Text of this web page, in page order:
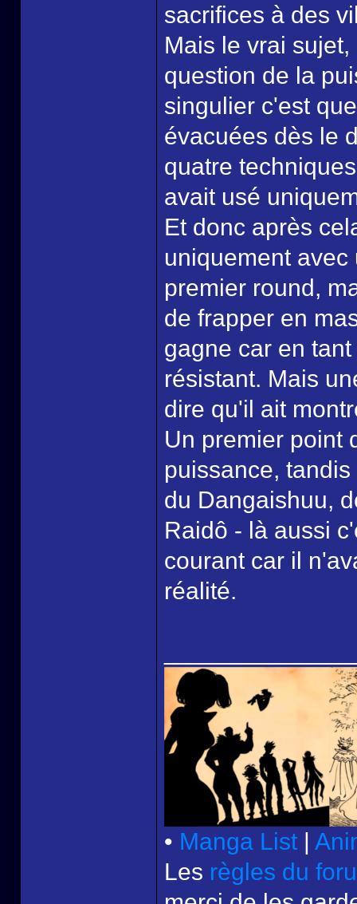
sacrifices à des
Mais le vrai
question de la
singulier c'est
évacuées dès le
quatre
avait usé
Et donc après
uniquement
premier round,
de frapper en
gagne car en
résistant. Mais
dire qu'il ait
Un premier point
puissance,
du Dangaishuu,
Raidô - là aussi
courant car il
réalité.
• Manga List |
Les règles du